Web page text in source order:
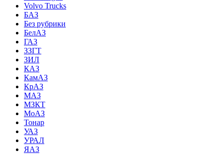
Volvo Trucks
БАЗ
Без рубрики
БелАЗ
ГАЗ
ЗЗГТ
ЗИЛ
КАЗ
КамАЗ
КрАЗ
МАЗ
МЗКТ
МоАЗ
Тонар
УАЗ
УРАЛ
ЯАЗ